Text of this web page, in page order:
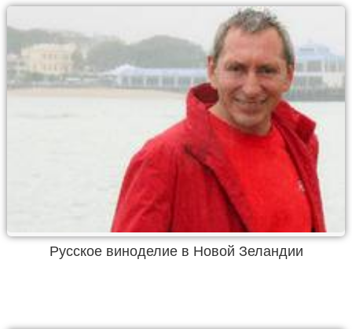
Русское виноделие в Новой Зеландии